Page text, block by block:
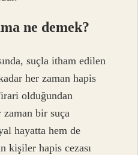
ne demek?
suçla itham edilen
her zaman hapis
olduğundan
bir suça
hayatta hem de
kişiler hapis cezası